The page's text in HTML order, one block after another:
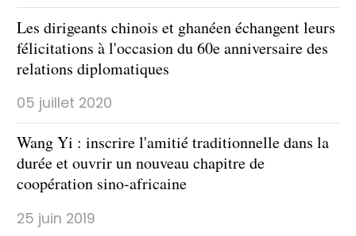
Les dirigeants chinois et ghanéen échangent leurs
félicitations à l'occasion du 60e anniversaire des
relations diplomatiques
05 juillet 2020
Wang Yi : inscrire l'amitié traditionnelle dans la
durée et ouvrir un nouveau chapitre de
coopération sino-africaine
25 juin 2019